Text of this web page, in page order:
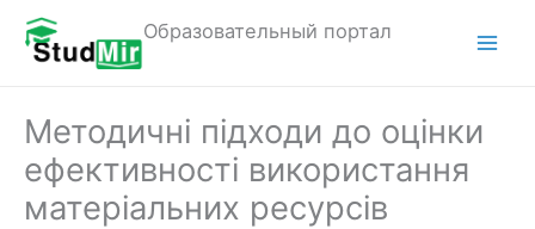
Перейти
содержимому
Образовательный портал
Методичні підходи до оцінки
ефективності використання
матеріальних ресурсів